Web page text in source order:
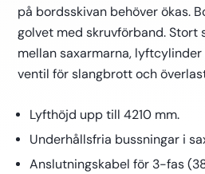
på bordsskivan behöver ökas.
golvet med skruvförband. Stort
mellan saxarmarna,
ventil för slangbrott och
Lyfthöjd upp till 4210 mm.
Underhållsfria bussningar i
Anslutningskabel för 3-fas